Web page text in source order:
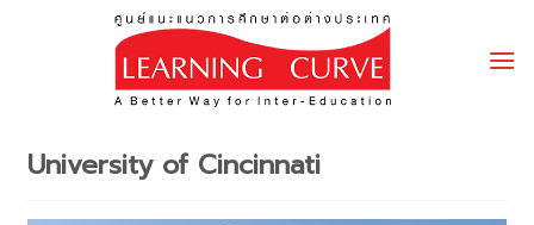
University of Cincinnati